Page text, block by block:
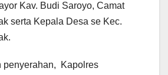
Kav. Budi Saroyo, Camat
serta Kepala Desa se Kec.
penyerahan, Kapolres